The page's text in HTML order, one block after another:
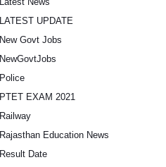
LATEST UPDATE
New Govt Jobs
NewGovtJobs
Police
PTET EXAM 2021
Railway
Rajasthan Education News
Result Date